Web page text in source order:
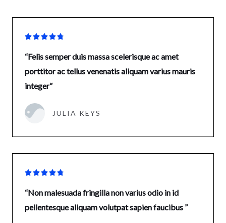

“Felis semper duis massa scelerisque ac amet
porttitor ac tellus venenatis aliquam varius mauris
integer”
JULIA KEYS

“Non malesuada fringilla non varius odio in id
pellentesque aliquam volutpat sapien faucibus ”